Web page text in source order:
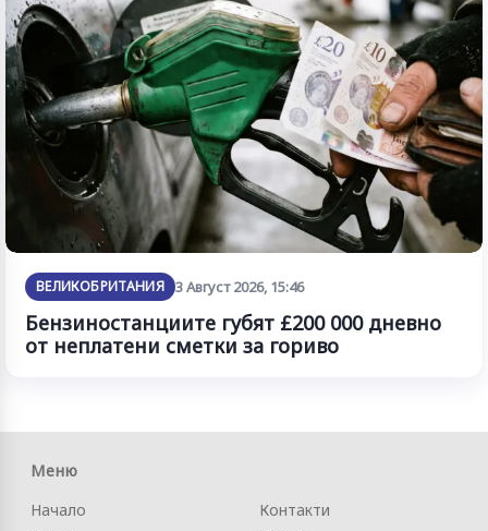
ВЕЛИКОБРИТАНИЯ 3 Август 2026, 15:46
Бензиностанциите губят £200 000 дневно
от неплатени сметки за гориво
Меню
Начало
Контакти